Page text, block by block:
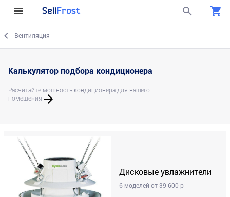
SellFrost
Вентиляция
Калькулятор подбора кондиционера
Расчитайте мощность кондиционера для вашего
помещения
Дисковые увлажнители
6 моделей от 39 600 р